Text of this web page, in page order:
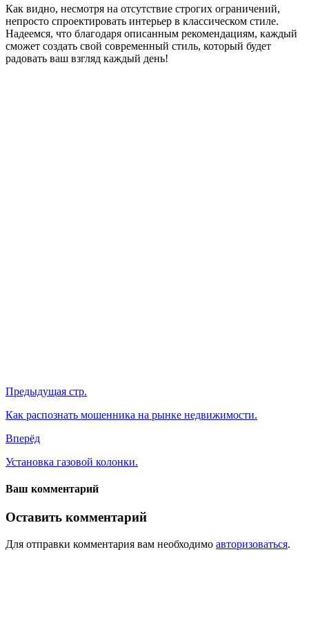
Как видно, несмотря на отсутствие строгих ограничений,
непросто спроектировать интерьер в классическом стиле.
Надеемся, что благодаря описанным рекомендациям, каждый
сможет создать свой современный стиль, который будет
радовать ваш взгляд каждый день!
Предыдущая стр.
Как распознать мошенника на рынке недвижимости.
Вперёд
Установка газовой колонки.
Ваш комментарий
Оставить комментарий
Для отправки комментария вам необходимо авторизоваться.